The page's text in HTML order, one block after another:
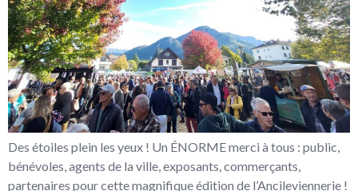
Des étoiles plein les yeux ! Un ÉNORME merci à tous : public,
bénévoles, agents de la ville, exposants, commerçants,
partenaires pour cette magnifique édition de l’Ancileviennerie !